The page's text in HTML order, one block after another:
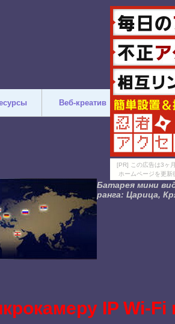
[PR] この広告は3ヶ
ホームページを更
Батарея мини
ранга: Царица,
IP Wi-
Веб-креатив Дизайн